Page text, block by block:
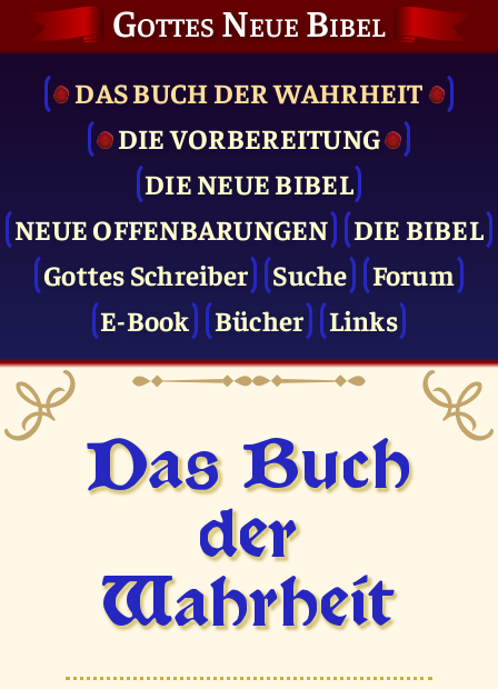
Gottes Neue Bibel
DAS BUCH DER WAHRHEIT
DIE VOR­BEREITUNG
DIE NEUE BIBEL
NEUE OFFENBARUNGEN
DIE BIBEL
Gottes Schreiber
Suche
Forum
E-Book
Bücher Links
Das Buch
der
Wahrheit